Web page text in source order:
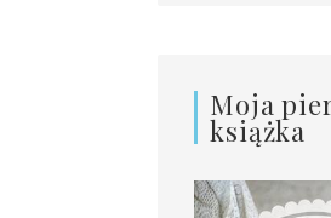
Moja
książka